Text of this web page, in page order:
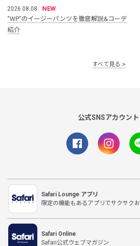
2026.08.08
NEW
“WP”のイージーパンツを徹底解説&コーデ
紹介
すべて見る
公式SNSアカウント
Safari Lounge アプリ
限定の機能もあるアプリでサクサク
Safari Online
Safari公式ウェブマガジン